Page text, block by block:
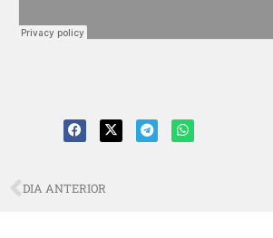
DIA ANTERIOR